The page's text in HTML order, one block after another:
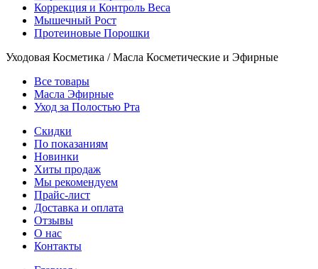
Коррекция и Контроль Веса
Мышечный Рост
Протеиновые Порошки
Уходовая Косметика / Масла Косметические и Эфирные
Все товары
Масла Эфирные
Уход за Полостью Рта
Скидки
По показаниям
Новинки
Хиты продаж
Мы рекомендуем
Прайс-лист
Доставка и оплата
Отзывы
О нас
Контакты